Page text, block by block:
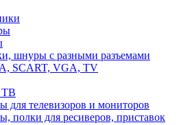
шнуры с разными разъемами
SCART, VGA, TV
ТВ
для телевизоров и мониторов
полки для ресиверов, приставок